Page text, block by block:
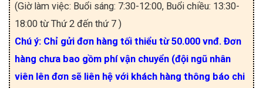
(Giờ làm việc: Buổi sáng: 7:30-12:00, Buổi chiều: 13:30-
18:00 từ Thứ 2 đến thứ 7 )
Chú ý: Chỉ gửi đơn hàng tối thiểu từ 50.000 vnđ. Đơn
hàng chưa bao gồm phí vận chuyển (đội ngũ nhân
viên lên đơn sẽ liên hệ với khách hàng thông báo chi